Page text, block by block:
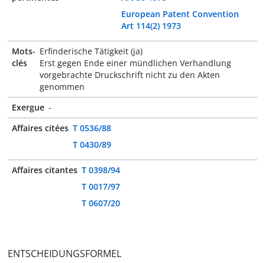
European Patent Convention
Art 114(2) 1973
Mots-
clés
Erfinderische Tätigkeit (ja)
Erst gegen Ende einer mündlichen Verhandlung
vorgebrachte Druckschrift nicht zu den Akten
genommen
Exergue -
Affaires citées T 0536/88
T 0430/89
Affaires citantes T 0398/94
T 0017/97
T 0607/20
ENTSCHEIDUNGSFORMEL